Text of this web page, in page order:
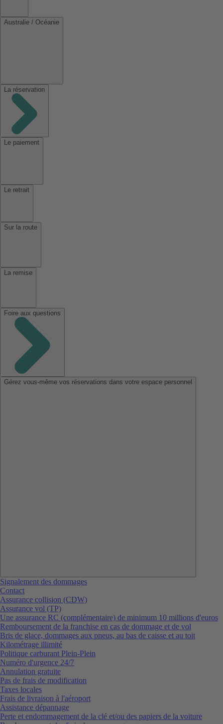
Australie / Océanie
La réservation
Le paiement
Le retrait
Sur la route
La remise
Foire aux questions
Gérez vous-même vos réservations dans votre espace personnel
Signalement des dommages
Contact
Assurance collision (CDW)
Assurance vol (TP)
Une assurance RC (complémentaire) de minimum 10 millions d'euros
Remboursement de la franchise en cas de dommage et de vol
Bris de glace, dommages aux pneus, au bas de caisse et au toit
Kilométrage illimité
Politique carburant Plein-Plein
Numéro d'urgence 24/7
Annulation gratuite
Pas de frais de modification
Taxes locales
Frais de livraison à l'aéroport
Assistance dépannage
Perte et endommagement de la clé et/ou des papiers de la voiture